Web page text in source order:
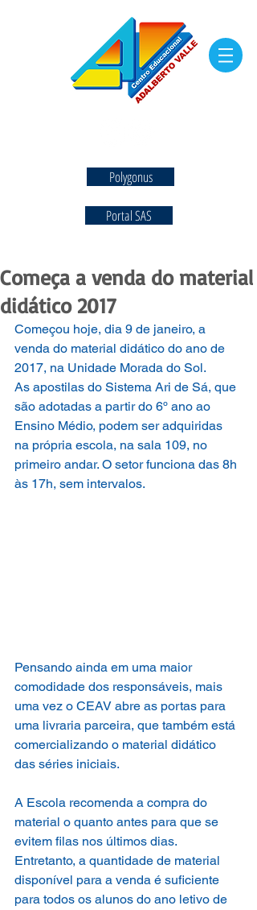
Polygonus
Portal SAS
Começa a venda do material
didático 2017
Começou hoje, dia 9 de janeiro, a
venda do material didático do ano de
2017, na Unidade Morada do Sol.
As apostilas do Sistema Ari de Sá, que
são adotadas a partir do 6º ano ao
Ensino Médio, podem ser adquiridas
na própria escola, na sala 109, no
primeiro andar. O setor funciona das 8h
às 17h, sem intervalos.
Pensando ainda em uma maior
comodidade dos responsáveis, mais
uma vez o CEAV abre as portas para
uma livraria parceira, que também está
comercializando o material didático
das séries iniciais.
A Escola recomenda a compra do
material o quanto antes para que se
evitem filas nos últimos dias.
Entretanto, a quantidade de material
disponível para a venda é suficiente
para todos os alunos do ano letivo de